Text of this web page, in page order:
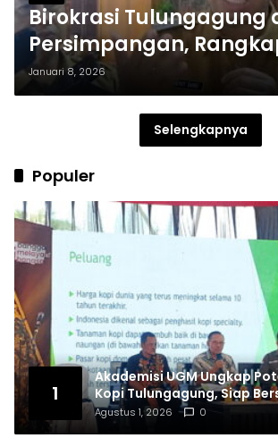
Birokrasi Tulungagung
Persimpangan,
Jabatan, Kursi Kosong,
Ancaman Gagal Kelola
Januari 8, 2026
Selengkapnya
Populer
1
Akademisi UGM Ungkap
Kopi Tulungagung, Siap
Nasional hingga Dunia
Agustus 1, 2026 0